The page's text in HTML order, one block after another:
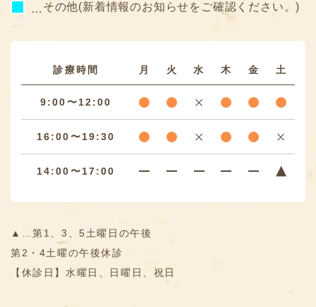
… その他(新着情報のお知らせをご確認ください。)
診療時間 月 火 水 木 金 土
9:00〜12:00
16:00〜19:30
14:00〜17:00
▲…第1、3、5土曜日の午後
第2・4土曜の午後休診
【休診日】水曜日、日曜日、祝日